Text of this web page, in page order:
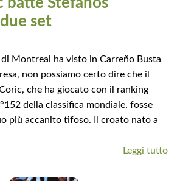
set
Montreal ha visto in Carreño Busta
non possiamo certo dire che il
che ha giocato con il ranking
della classifica mondiale, fosse
più accanito tifoso. Il croato nato a
Leggi tutto